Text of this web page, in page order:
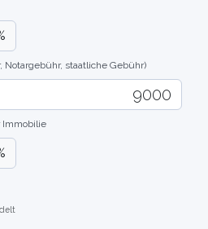
Notargebühr, staatliche Gebühr)
Immobilie